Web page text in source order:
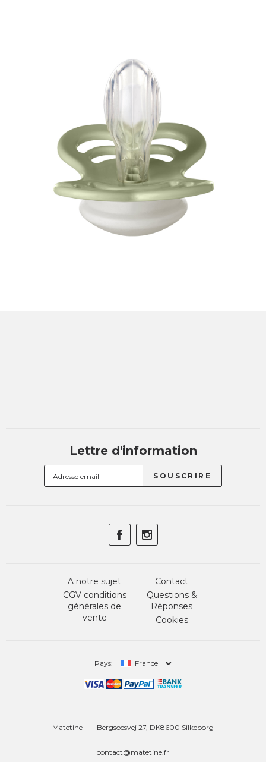
Lettre d'information
A notre sujet
CGV conditions
générales de
vente
Contact
Questions &
Réponses
Cookies
Pays: France
Matetine Bergsoesvej 27, DK8600 Silkeborg
contact@matetine.fr